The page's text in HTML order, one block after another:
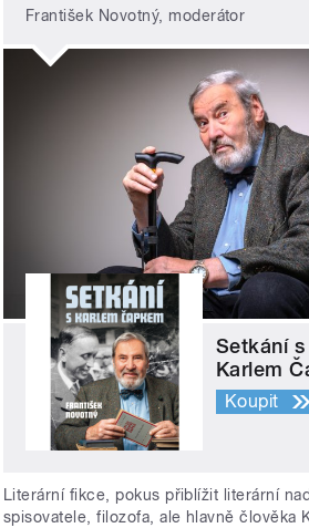
František Novotný, moderátor
Setkání s
Karlem
Koupit
Literární fikce, pokus přiblížit literární
spisovatele, filozofa, ale hlavně člověka